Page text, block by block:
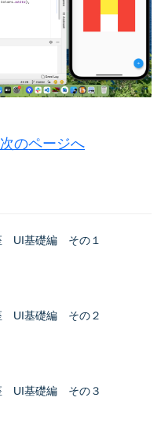
次のページへ
UI基礎編 その１
UI基礎編 その２
UI基礎編 その３